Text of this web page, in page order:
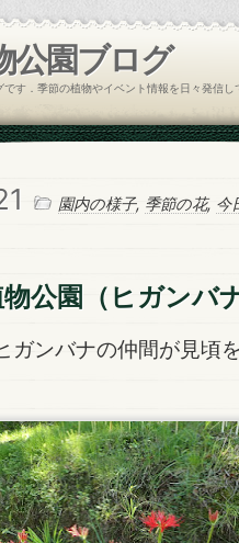
公園ブログ
です．季節の植物やイベント情報を日々発信し
園内の様子, 季節の花, 今
公園（ヒガンバ
ガンバナの仲間が見頃